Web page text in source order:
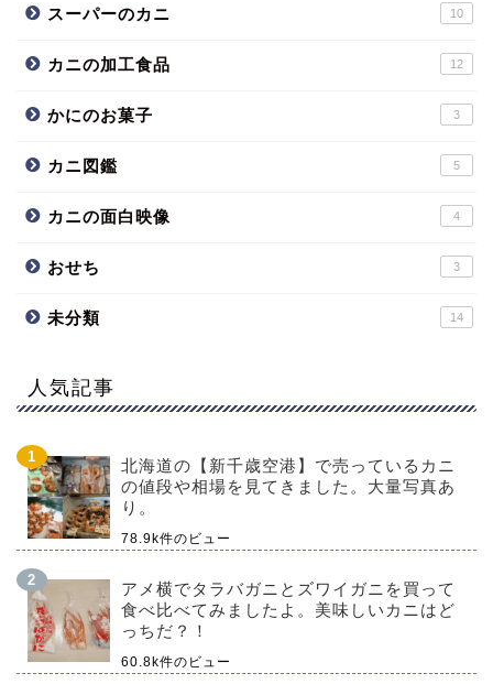
スーパーのカニ 10
カニの加工食品 12
かにのお菓子 3
カニ図鑑 5
カニの面白映像 4
おせち 3
未分類 14
人気記事
北海道の【新千歳空港】で売っているカニ
の値段や相場を見てきました。大量写真あ
り。
78.9k件のビュー
アメ横でタラバガニとズワイガニを買って
食べ比べてみましたよ。美味しいカニはど
っちだ？！
60.8k件のビュー